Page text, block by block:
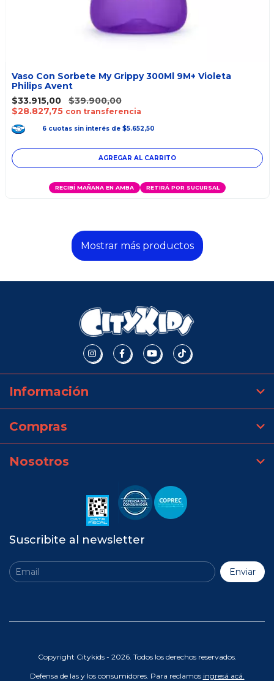
Vaso Con Sorbete My Grippy 300Ml 9M+ Violeta
Philips Avent
$33.915,00
$39.900,00
$28.827,75 con transferencia
6 cuotas sin interés de $5.652,50
RECIBÍ MAÑANA EN AMBA RETIRÁ POR SUCURSAL
Mostrar más productos
Información
Compras
Nosotros
Suscribite al newsletter
Copyright Citykids - 2026. Todos los derechos reservados.
Defensa de las y los consumidores. Para reclamos ingresá acá.